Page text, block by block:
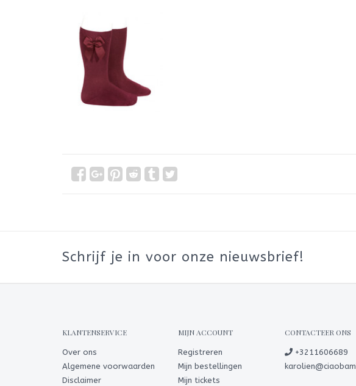
Schrijf je in voor onze nieuwsbrief!
KLANTENSERVICE
Over ons
Algemene voorwaarden
Disclaimer
MIJN ACCOUNT
Registreren
Mijn bestellingen
Mijn tickets
CONTACTEER ONS
+3211606689